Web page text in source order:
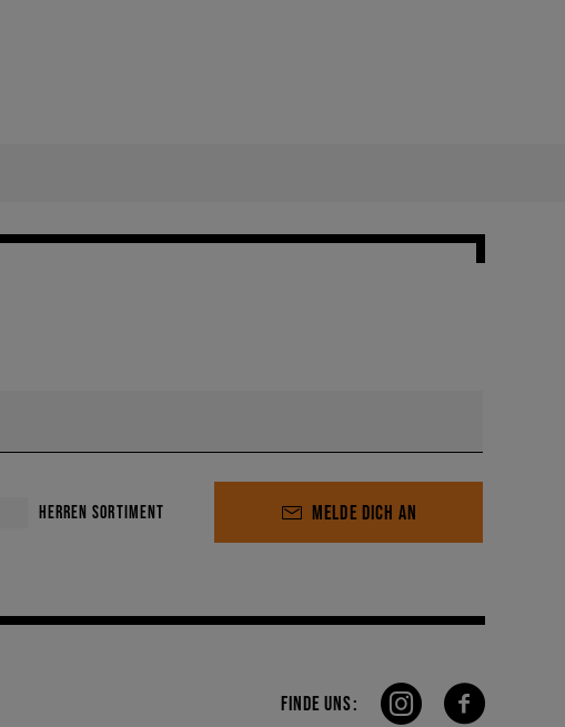
HERREN SORTIMENT MELDE DICH AN
FINDE UNS: